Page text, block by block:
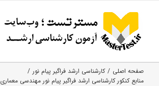
content
صفحه اصلی
کارشناسی ارشد فراگیر پیام نور
منابع کنکور کارشناسی ارشد فراگیر پیام نور مهندسی معماری